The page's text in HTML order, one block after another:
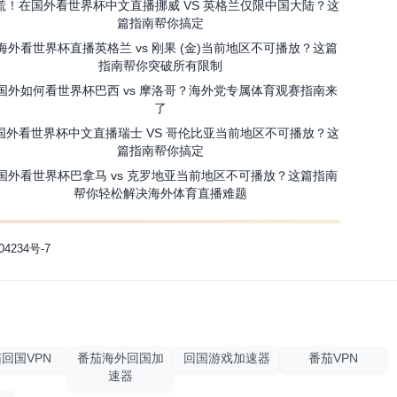
！在国外看世界杯中文直播挪威 VS 英格兰仅限中国大陆？这
篇指南帮你搞定
外看世界杯直播英格兰 vs 刚果 (金)当前地区不可播放？这篇
指南帮你突破所有限制
外如何看世界杯巴西 vs 摩洛哥？海外党专属体育观赛指南来
了
外看世界杯中文直播瑞士 VS 哥伦比亚当前地区不可播放？这
篇指南帮你搞定
外看世界杯巴拿马 vs 克罗地亚当前地区不可播放？这篇指南
帮你轻松解决海外体育直播难题
号-7
国VPN
番茄海外回国加
速器
回国游戏加速器 番茄VPN